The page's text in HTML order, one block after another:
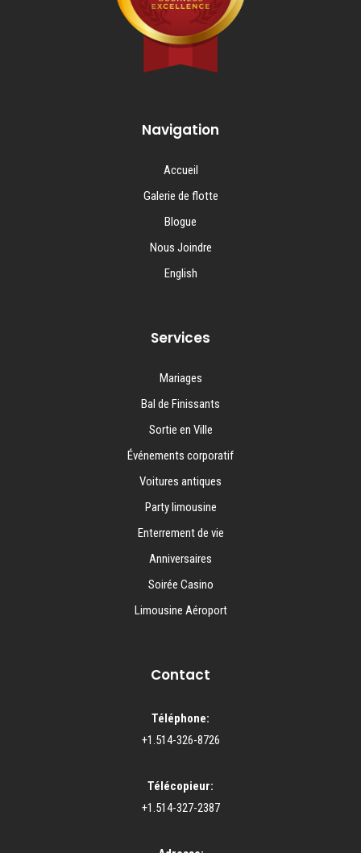
Navigation
Accueil
Galerie de flotte
Blogue
Nous Joindre
English
Services
Mariages
Bal de Finissants
Sortie en Ville
Événements corporatif
Voitures antiques
Party limousine
Enterrement de vie
Anniversaires
Soirée Casino
Limousine Aéroport
Contact
Téléphone:
+1.514-326-8726
Télécopieur:
+1.514-327-2387